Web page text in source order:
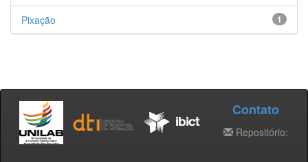
1
Pixação
Contato
Repositório: